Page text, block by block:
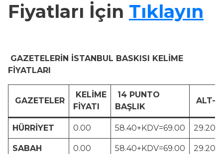
Fiyatları İçin Tıklayın
GAZETELERİN İSTANBUL BASKISI KELİME
FİYATLARI
GAZETELER
KELİME
FİYATI
14 PUNTO
BAŞLIK
ALT-
HÜRRİYET 0.00 58.40+KDV=69.00
SABAH 0.00 58.40+KDV=69.00